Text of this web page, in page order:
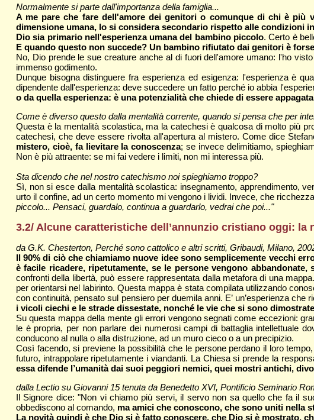
Normalmente si parte dall'importanza della famiglia...
A me pare che fare dell'amore dei genitori o comunque di chi è più
dimensione umana, lo si considera secondario rispetto alle condizioni
Dio sia primario nell'esperienza umana del bambino piccolo. Certo è
E quando questo non succede? Un bambino rifiutato dai genitori è
No, Dio prende le sue creature anche al di fuori dell'amore umano: l'ho
immenso godimento.
Dunque bisogna distinguere fra esperienza ed esigenza: l'esperienza è
dipendente dall'esperienza: deve succedere un fatto perché io abbia
o da quella esperienza: è una potenzialità che chiede di essere
Come è diverso questo dalla mentalità corrente, quando si pensa che per
Questa è la mentalità scolastica, ma la catechesi è qualcosa di molto più
catechesi, che deve essere rivolta all'apertura al mistero. Come dice
mistero, cioè, fa lievitare la conoscenza; se invece delimitiamo,
Non è più attraente: se mi fai vedere i limiti, non mi interessa più.
Sta dicendo che nel nostro catechismo noi spieghiamo troppo?
Sì, non si esce dalla mentalità scolastica: insegnamento, apprendimento,
urto il confine, ad un certo momento mi vengono i lividi. Invece, che
piccolo... Pensaci, guardalo, continua a guardarlo, vedrai che poi..."
3.2/ Alcune caratteristiche dell’annunzio cristiano oggi: la
da G.K. Chesterton, Perché sono cattolico e altri scritti, Gribaudi, Milano,
Il 90% di ciò che chiamiamo nuove idee sono semplicemente vecchi
è facile ricadere, ripetutamente, se le persone vengono abbandonate,
confronti della libertà, può essere rappresentata dalla metafora di una
per orientarsi nel labirinto. Questa mappa è stata compilata utilizzando
con continuità, pensato sul pensiero per duemila anni. E’ un’esperienza
i vicoli ciechi e le strade dissestate, nonché le vie che si sono
Su questa mappa della mente gli errori vengono segnati come eccezioni:
le è propria, per non parlare dei numerosi campi di battaglia intellettuale
conducono al nulla o alla distruzione, ad un muro cieco o a un precipizio.
Così facendo, si previene la possibilità che le persone perdano il loro
futuro, intrappolare ripetutamente i viandanti. La Chiesa si prende la
essa difende l’umanità dai suoi peggiori nemici, quei mostri antichi,
dalla Lectio su Giovanni 15 tenuta da Benedetto XVI, Pontificio Seminario
Il Signore dice: "Non vi chiamo più servi, il servo non sa quello che fa il
obbediscono al comando, ma amici che conoscono, che sono uniti nella
La novità quindi è che Dio si è fatto conoscere, che Dio si è mostrato,